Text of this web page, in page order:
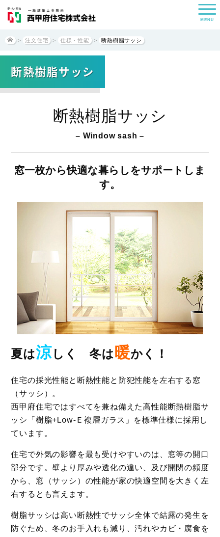
MENU
> 注文住宅 > 仕様・性能 > 断熱樹脂サッシ
断熱樹脂サッシ
断熱樹脂サッシ
– Window sash –
窓一枚から快適な暮らしをサポートしま
す。
夏は涼しく 冬は 暖かく！
住宅の採光性能と断熱性能と防犯性能を左右する窓
（サッシ）。
西甲府住宅ではすべてを兼ね備えた高性能断熱樹脂サ
ッシ「樹脂+Low-Ｅ複層ガラス」を標準仕様に採用し
ています。
住宅で外気の影響を最も受けやすいのは、窓等の開口
部分です。壁より厚みや透化の違い、及び開閉の頻度
から、窓（サッシ）の性能が家の快適空間を大きく左
右するとも言えます。
樹脂サッシは高い断熱性でサッシ全体で結露の発生を
防ぐため、冬のお手入れも減り、汚れやカビ・腐食を